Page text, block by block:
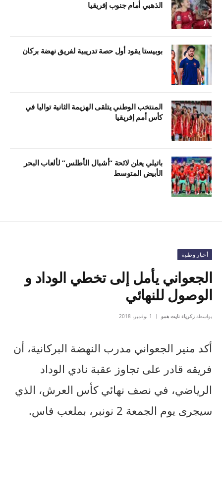
الذهبي أمام جنوب إفريقيا
بوبيستا يقود أول حصة تدريبية لفريق نهضة بركان
المنتخب الوطني يتلقى الهزيمة الثانية تواليا في
كأس أمم إفريقيا
باتيلي يعلن لائحة “أشبال الأطلس” لألعاب البحر
الأبيض المتوسط
أخبار وطنية
الجعواني يأمل إلى تخطي الوداد و
الوصول للنهائي
بواسطة زكرياء نايت همو 1 نوفمبر، 2018
أكد منير الجعواني مدرب النهضة البركانية، أن
فريقه قادر على تجاوز عقبة نادي الوداد
الرياضي، في نصف نهائي كأس العرش، الذي
سيجرى يوم الجمعة 2 نونبر، بملعب فاس.